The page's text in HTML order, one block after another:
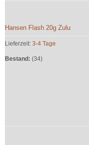
Hansen Flash 20g Zulu
Lieferzeit: 3-4 Tage
Bestand: (34)